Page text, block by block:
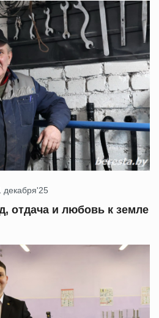
декабря'25
отдача и любовь к земле